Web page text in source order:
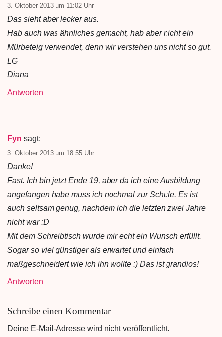
3. Oktober 2013 um 11:02 Uhr
Das sieht aber lecker aus.
Hab auch was ähnliches gemacht, hab aber nicht ein
Mürbeteig verwendet, denn wir verstehen uns nicht so gut.
LG
Diana
Antworten
Fyn sagt:
3. Oktober 2013 um 18:55 Uhr
Danke!
Fast. Ich bin jetzt Ende 19, aber da ich eine Ausbildung
angefangen habe muss ich nochmal zur Schule. Es ist
auch seltsam genug, nachdem ich die letzten zwei Jahre
nicht war :D
Mit dem Schreibtisch wurde mir echt ein Wunsch erfüllt.
Sogar so viel günstiger als erwartet und einfach
maßgeschneidert wie ich ihn wollte :) Das ist grandios!
Antworten
Schreibe einen Kommentar
Deine E-Mail-Adresse wird nicht veröffentlicht.